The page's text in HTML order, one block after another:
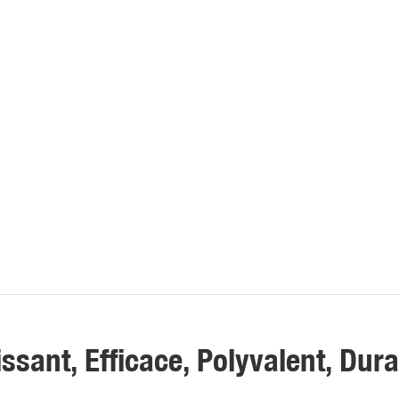
Efficace, Polyvalent,